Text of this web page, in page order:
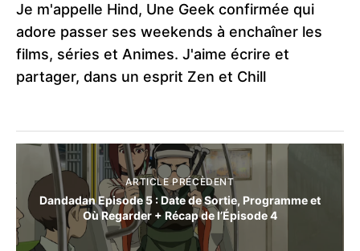
Je m'appelle Hind, Une Geek confirmée qui
adore passer ses weekends à enchaîner les
films, séries et Animes. J'aime écrire et
partager, dans un esprit Zen et Chill
ARTICLE PRÉCÈDENT
Dandadan Episode 5 : Date de Sortie, Programme et
Où Regarder + Récap de l’Épisode 4